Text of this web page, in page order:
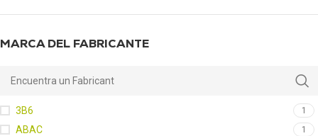
MARCA DEL FABRICANTE
3B6 1
ABAC 1